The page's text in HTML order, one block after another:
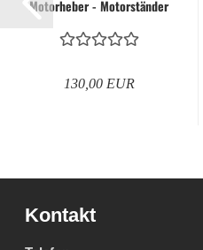
Motorheber - Motorständer
130,00 EUR
Kontakt